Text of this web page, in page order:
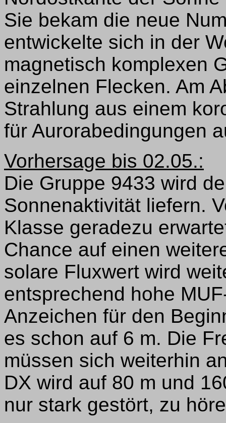
Sie bekam die neue
entwickelte sich in der
magnetisch komplexen
einzelnen Flecken. Am
Strahlung aus einem
für Aurorabedingungen
Vorhersage bis 02.05.:
Die Gruppe 9433 wird
Sonnenaktivität liefern.
Klasse geradezu
Chance auf einen
solare Fluxwert wird
entsprechend hohe
Anzeichen für den
es schon auf 6 m. Die
müssen sich weiterhin
DX wird auf 80 m und
nur stark gestört, zu